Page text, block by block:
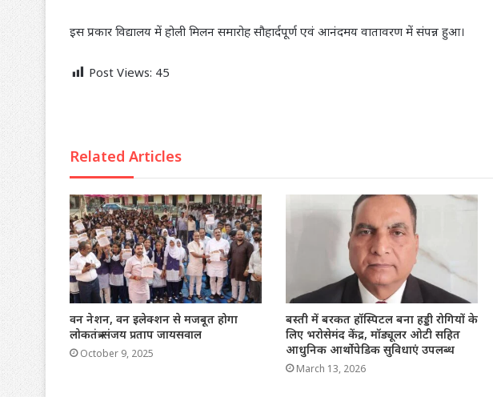
इस प्रकार विद्यालय में होली मिलन समारोह सौहार्दपूर्ण एवं आनंदमय वातावरण में संपन्न हुआ।
Post Views: 45
Related Articles
वन नेशन, वन इलेक्शन से मजबूत होगा
लोकतंत्र-संजय प्रताप जायसवाल
October 9, 2025
बस्ती में बरकत हॉस्पिटल बना हड्डी रोगियों के
लिए भरोसेमंद केंद्र, मॉड्यूलर ओटी सहित
आधुनिक आर्थोपेडिक सुविधाएं उपलब्ध
March 13, 2026